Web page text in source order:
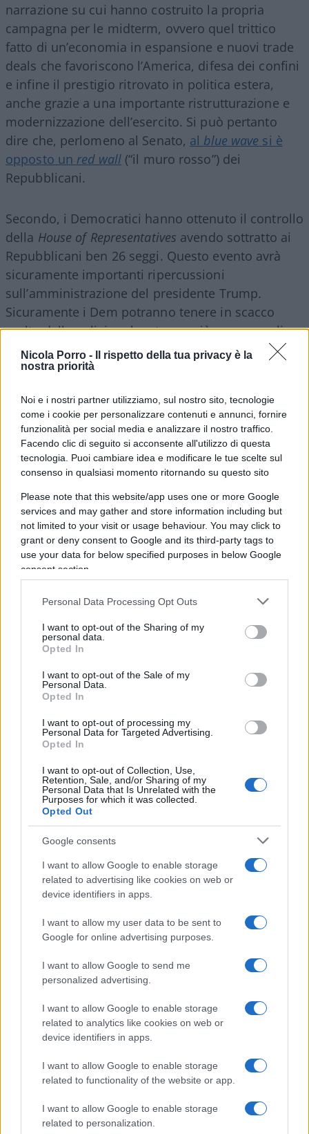
Nicola Porro -
Il rispetto della tua privacy è la
nostra priorità
Noi e i nostri partner utilizziamo, sul nostro sito, tecnologie
come i cookie per personalizzare contenuti e annunci, fornire
funzionalità per social media e analizzare il nostro traffico.
Facendo clic di seguito si acconsente all'utilizzo di questa
tecnologia. Puoi cambiare idea e modificare le tue scelte sul
consenso in qualsiasi momento ritornando su questo sito
Please note that this website/app uses one or more Google
services and may gather and store information including but
not limited to your visit or usage behaviour. You may click to
grant or deny consent to Google and its third-party tags to
use your data for below specified purposes in below Google
consent section.
Personal Data Processing Opt Outs
I want to opt-out of the Sharing of my
personal data.
Opted In
I want to opt-out of the Sale of my
Personal Data.
Opted In
I want to opt-out of processing my
Personal Data for Targeted Advertising.
Opted In
I want to opt-out of Collection, Use,
Retention, Sale, and/or Sharing of my
Personal Data that Is Unrelated with the
Purposes for which it was collected.
Opted Out
Google consents
I want to allow Google to enable storage
related to advertising like cookies on web or
device identifiers in apps.
I want to allow my user data to be sent to
Google for online advertising purposes.
I want to allow Google to send me
personalized advertising.
I want to allow Google to enable storage
related to analytics like cookies on web or
device identifiers in apps.
I want to allow Google to enable storage
related to functionality of the website or app.
I want to allow Google to enable storage
related to personalization.
narrazione su cui hanno costruito la propria
campagna per le midterm, ovvero quel trittico
fatto di un’economia in espansione e nuovi trade
deals che favoriscono l’America, difesa dei confini
e infine il prestigio ritrovato in politica estera,
anche grazie a una importante ristrutturazione e
modernizzazione dell’esercito. Si può pertanto
dire che, perlomeno al Senato, al blue wave si è
opposto un red wall(“il muro rosso”) dei
Repubblicani.
Secondo, i Democratici hanno ottenuto il controllo
della House of Representatives avendo sottratto ai
Repubblicani ben 26 seggi. Questo evento avrà
sicuramente importanti ripercussioni
sull’amministrazione del presidente Trump.
Sicuramente i Dem potranno tenere in scacco
molte delle policies che stanno più a cuore agli
elettori di Trump e alle quali invece i loro elettori
si oppongono ad ogni costo, come la costruzione
l’abrogazione del DACA, ovvero della legge che
protegge e tutela lo stato dei cosiddetti
“dreamers”, ovvero chi è arrivato in America da
bambino/figlio di immigrati irregolari. Inoltre, il
controllo della Camera dei Rappresentati permette
ai Democratici di iniziare una procedura di
impeachment, a lungo promessa durante la
campagna elettorale, anche se quasi sicuramente
destinata a morire al Senato che è sotto il
controllo del Repubblicani, come
La musica ed il clima sono quindi certamente
molto diversi rispetto a quando i Repubblicani
avevano il controllo assoluto del panorama
sia della Camera dei Rappresentati, proprio come
sostengono i
Trump ora deve fare i conti con il fatto che ad
ogni sua azione legislativa corrisponderà
un’azione uguale e opposta dei Democratici che
ora hanno (finalmente) le armi istituzionali per
difendersi.
Ma è possibile anche dare una lettura molto
diversa del controllo della Camera dei
Rappresentanti da parte dei Democratici, come ad
esempio fa molto acutamente ilDaily Wire
quotidiano – diretto dall’icona conversatrice Ben
Shapiro – sostiene che una Camera bassa a
Natale” a sorpresa per Trump. Laspeakerche tutti
si aspettano venga nominata è infatti Nanci
di lungo corso che ha il completo supporto della
leadership dei Democratici (questo è dovuto alla
sua straordinaria capacità difundraising
) ma che è
mal vista dall’elettore medio americano, in